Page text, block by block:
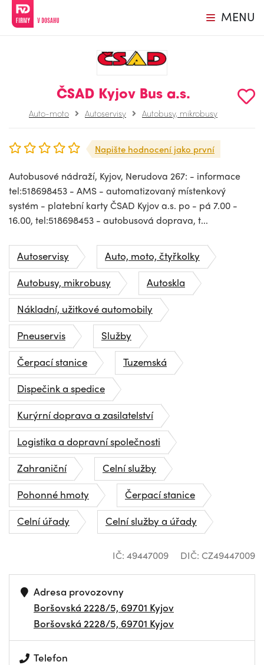
MENU
ČSAD Kyjov Bus a.s.
Auto-moto Autoservisy Autobusy, mikrobusy
Napište hodnocení jako první
Autobusové nádraží, Kyjov, Nerudova 267: - informace
tel:518698453 - AMS - automatizovaný místenkový
systém - platební karty ČSAD Kyjov a.s. po - pá 7.00 -
16.00, tel:518698453 - autobusová doprava, t...
Autoservisy
Auto, moto, čtyřkolky
Autobusy, mikrobusy
Autoskla
Nákladní, užitkové automobily
Pneuservis
Služby
Čerpací stanice
Tuzemská
Dispečink a spedice
Kurýrní doprava a zasilatelství
Logistika a dopravní společnosti
Zahraniční
Celní služby
Pohonné hmoty
Čerpací stanice
Celní úřady
Celní služby a úřady
IČ: 49447009 DIČ: CZ49447009
Adresa provozovny
Boršovská 2228/5, 69701 Kyjov
Boršovská 2228/5, 69701 Kyjov
Telefon